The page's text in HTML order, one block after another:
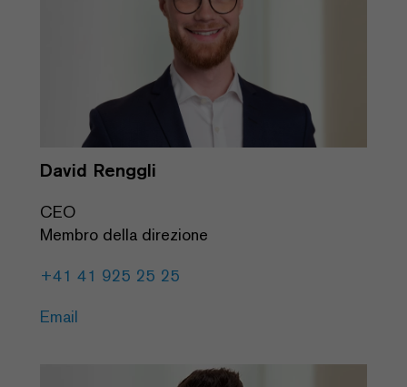
David Renggli
CEO
Membro della direzione
+41 41 925 25 25
Email